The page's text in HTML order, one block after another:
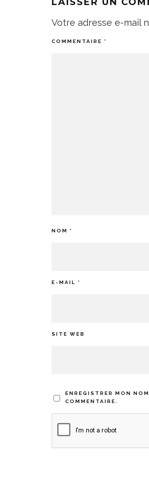
Votre adresse e-mail
COMMENTAIRE *
NOM *
E-MAIL *
SITE WEB
ENREGISTRER MON
COMMENTAIRE.